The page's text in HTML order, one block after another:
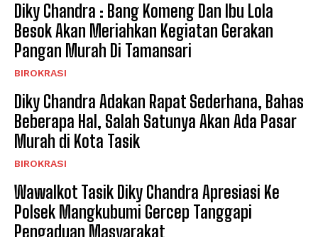
Diky Chandra : Bang Komeng Dan Ibu Lola
Besok Akan Meriahkan Kegiatan Gerakan
Pangan Murah Di Tamansari
BIROKRASI
Diky Chandra Adakan Rapat Sederhana, Bahas
Beberapa Hal, Salah Satunya Akan Ada Pasar
Murah di Kota Tasik
BIROKRASI
Wawalkot Tasik Diky Chandra Apresiasi Ke
Polsek Mangkubumi Gercep Tanggapi
Pengaduan Masyarakat